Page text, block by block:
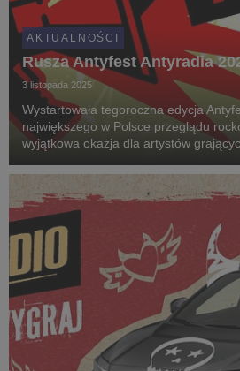
AKTUALNOŚCI
Rusza Antyfest Antyradia
3 listopada 2025
Wystartowała tegoroczna edycja
największego w Polsce przeglądu
wyjątkowa okazja dla artystów
publiczności i zaistnieć na